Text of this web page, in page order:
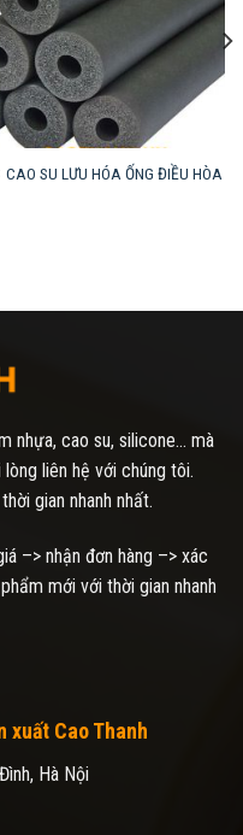
CAO SU LƯU HÓA ỐNG ĐIỀU HÒA
nhựa, cao su, silicone... mà
liên hệ với chúng tôi.
gian nhanh nhất.
–> nhận đơn hàng –> xác
mới với thời gian nhanh
xuất Cao Thanh
Hà Nội